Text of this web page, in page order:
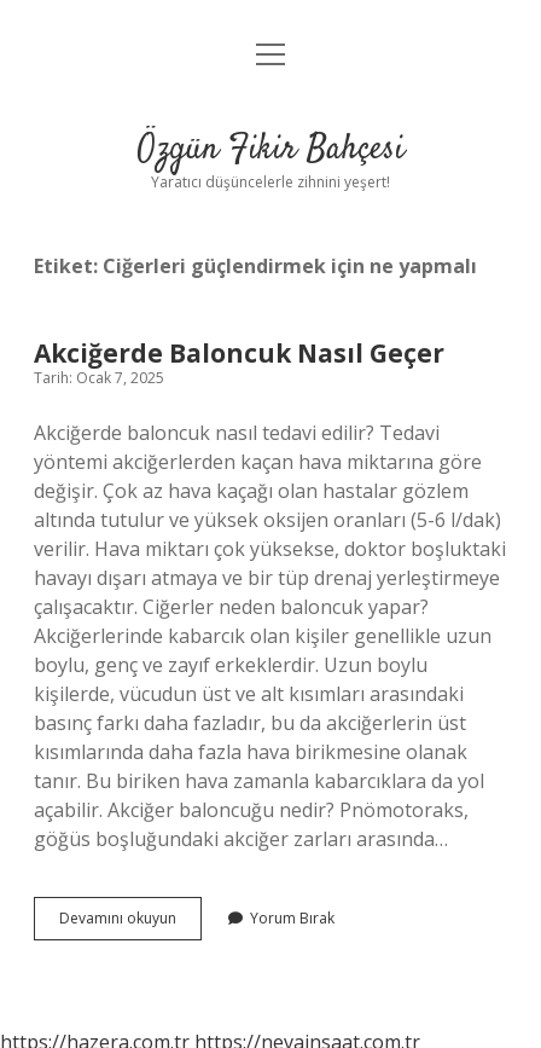
Anasayfa
Yasal Uyarı
menüyü
Özgün Fikir Bahçesi
Yaratıcı düşüncelerle zihnini yeşert!
Etiket: Ciğerleri güçlendirmek için ne yapmalı
Akciğerde Baloncuk Nasıl Geçer
Tarih: Ocak 7, 2025
Akciğerde baloncuk nasıl tedavi edilir? Tedavi
yöntemi akciğerlerden kaçan hava miktarına göre
değişir. Çok az hava kaçağı olan hastalar gözlem
altında tutulur ve yüksek oksijen oranları (5-6 l/dak)
verilir. Hava miktarı çok yüksekse, doktor boşluktaki
havayı dışarı atmaya ve bir tüp drenaj yerleştirmeye
çalışacaktır. Ciğerler neden baloncuk yapar?
Akciğerlerinde kabarcık olan kişiler genellikle uzun
boylu, genç ve zayıf erkeklerdir. Uzun boylu
kişilerde, vücudun üst ve alt kısımları arasındaki
basınç farkı daha fazladır, bu da akciğerlerin üst
kısımlarında daha fazla hava birikmesine olanak
tanır. Bu biriken hava zamanla kabarcıklara da yol
açabilir. Akciğer baloncuğu nedir? Pnömotoraks,
göğüs boşluğundaki akciğer zarları arasında…
Devamını okuyun Akciğerde
Baloncuk
Yorum Bırak
https://hazera.com.tr https://nevainsaat.com.tr